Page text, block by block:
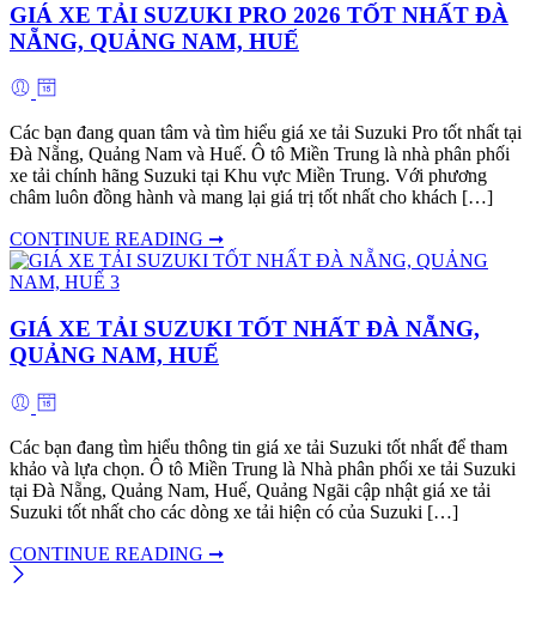
GIÁ XE TẢI SUZUKI PRO 2026 TỐT NHẤT ĐÀ
NẴNG, QUẢNG NAM, HUẾ
Các bạn đang quan tâm và tìm hiểu giá xe tải Suzuki Pro tốt nhất tại
Đà Nẵng, Quảng Nam và Huế. Ô tô Miền Trung là nhà phân phối
xe tải chính hãng Suzuki tại Khu vực Miền Trung. Với phương
châm luôn đồng hành và mang lại giá trị tốt nhất cho khách […]
CONTINUE READING ➞
GIÁ XE TẢI SUZUKI TỐT NHẤT ĐÀ NẴNG,
QUẢNG NAM, HUẾ
Các bạn đang tìm hiểu thông tin giá xe tải Suzuki tốt nhất để tham
khảo và lựa chọn. Ô tô Miền Trung là Nhà phân phối xe tải Suzuki
tại Đà Nẵng, Quảng Nam, Huế, Quảng Ngãi cập nhật giá xe tải
Suzuki tốt nhất cho các dòng xe tải hiện có của Suzuki […]
CONTINUE READING ➞